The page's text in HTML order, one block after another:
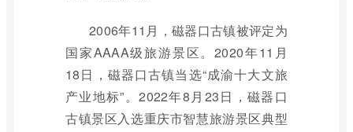
2006年11月，磁器口古镇被评定为
国家AAAA级旅游景区。2020年11月
18日，磁器口古镇当选“成渝十大文旅
产业地标”。2022年8月23日，磁器口
古镇景区入选重庆市智慧旅游景区典型